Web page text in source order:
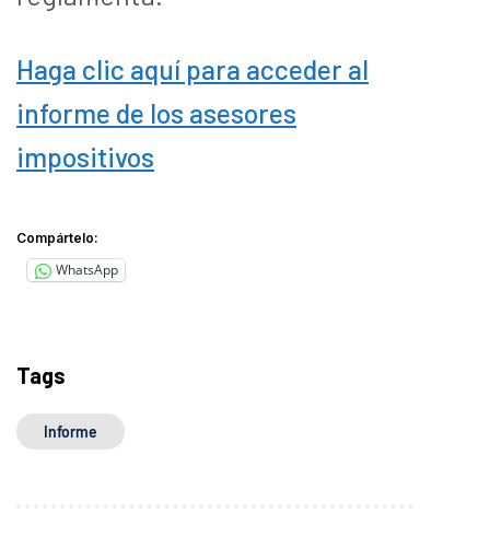
Haga clic aquí para acceder al
informe de los asesores
impositivos
Compártelo:
WhatsApp
Tags
Informe